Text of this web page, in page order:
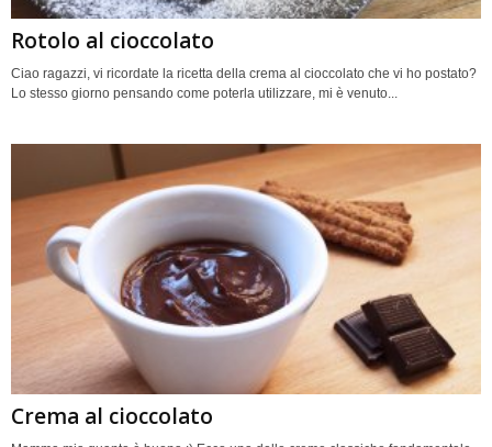
Rotolo al cioccolato
Ciao ragazzi, vi ricordate la ricetta della crema al cioccolato che vi ho postato?
Lo stesso giorno pensando come poterla utilizzare, mi è venuto...
Crema al cioccolato